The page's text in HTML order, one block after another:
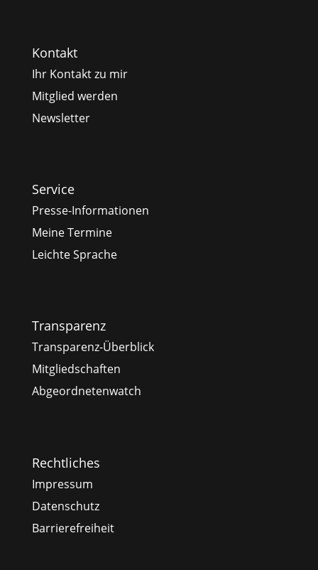
Kontakt
Ihr Kontakt zu mir
Mitglied werden
Newsletter
Service
Presse-Informationen
Meine Termine
Leichte Sprache
Transparenz
Transparenz-Überblick
Mitgliedschaften
Abgeordnetenwatch
Rechtliches
Impressum
Datenschutz
Barrierefreiheit